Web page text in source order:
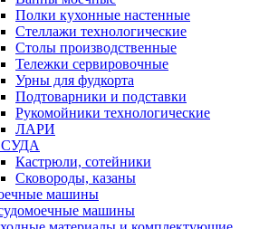
Полки кухонные настенные
Стеллажи технологические
Столы производственные
Тележки сервировочные
Урны для фудкорта
Подтоварники и подставки
Рукомойники технологические
ЛАРИ
Кастрюли, сотейники
Сковороды, казаны
машины
машины